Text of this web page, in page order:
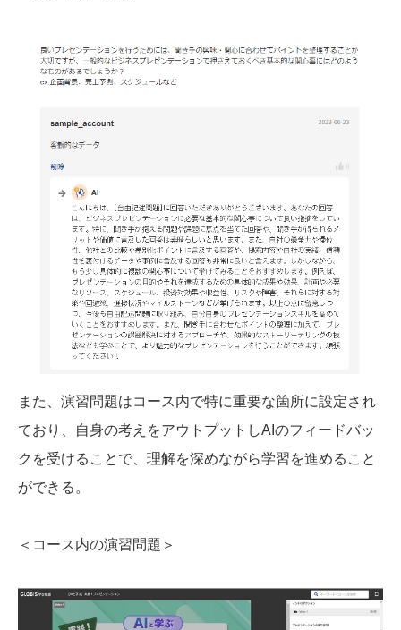
また、演習問題はコース内で特に重要な箇所に設定され
ており、自身の考えをアウトプットしAIのフィードバッ
クを受けることで、理解を深めながら学習を進めること
ができる。
＜コース内の演習問題＞